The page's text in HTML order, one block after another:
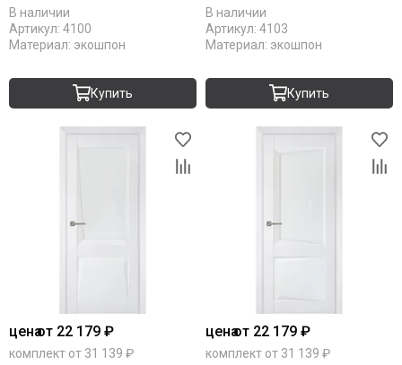
В наличии
Артикул: 4100
Материал: экошпон
Купить
В наличии
Артикул: 4103
Материал: экошпон
Купить
ценаот 22 179 ₽
комплект от 31 139 ₽
ценаот 22 179 ₽
комплект от 31 139 ₽